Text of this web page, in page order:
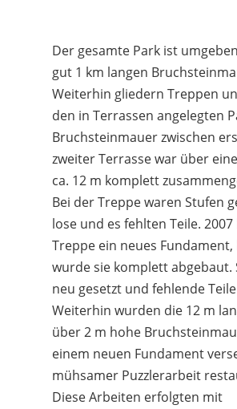
Der gesamte Park ist
gut 1 km langen
Weiterhin gliedern Treppen
den in Terrassen angelegten
Bruchsteinmauer zwischen
zweiter Terrasse war über
ca. 12 m komplett
Bei der Treppe waren Stufen
lose und es fehlten Teile.
Treppe ein neues Fundament,
wurde sie komplett abgebaut.
neu gesetzt und fehlende
Weiterhin wurden die 12 m
über 2 m hohe
einem neuen Fundament
mühsamer Puzzlerarbeit
Diese Arbeiten erfolgten mit